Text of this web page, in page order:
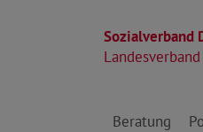
Sozialverband
Direkt zu den
Beratung